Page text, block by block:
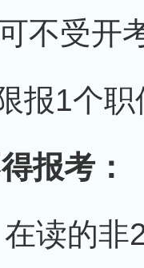
不受开
报1个职
报考：
读的非